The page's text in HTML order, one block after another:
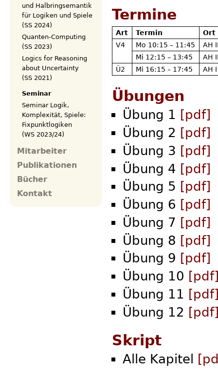
Termine
Art Termin
Ort
V4
Mo 10:15 – 11:45
AH
Mi 12:15 – 13:45
AH
Ü2
Mi 16:15 – 17:45 AH I
Übungen
Übung 1 [pdf]
Übung 2 [pdf]
Übung 3 [pdf]
Übung 4 [pdf]
Übung 5 [pdf]
Übung 6 [pdf]
Übung 7 [pdf]
Übung 8 [pdf]
Übung 9 [pdf]
Übung 10
Übung 11
Übung 12
Skript
Alle Kapitel
und Halbringsemantik
für Logiken und Spiele
(SS 2024)
Quanten-Computing
(SS 2023)
Logics for Reasoning
about Uncertainty
(SS 2021)
Seminar
Seminar Logik,
Komplexität, Spiele:
Fixpunktlogiken
(WS 2023/24)
Mitarbeiter
Publikationen
Bücher
Kontakt